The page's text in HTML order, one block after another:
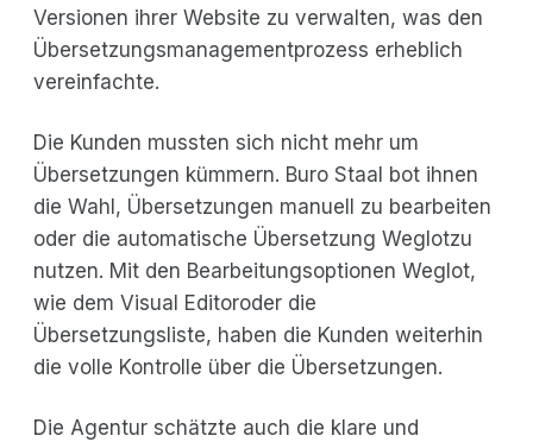
Versionen ihrer Website zu verwalten, was den
Übersetzungsmanagementprozess erheblich
vereinfachte.
Die Kunden mussten sich nicht mehr um
Übersetzungen kümmern. Buro Staal bot ihnen
die Wahl, Übersetzungen manuell zu bearbeiten
oder die automatische Übersetzung Weglotzu
nutzen. Mit den Bearbeitungsoptionen Weglot,
wie dem Visual Editoroder die
Übersetzungsliste, haben die Kunden weiterhin
die volle Kontrolle über die Übersetzungen.
Die Agentur schätzte auch die klare und